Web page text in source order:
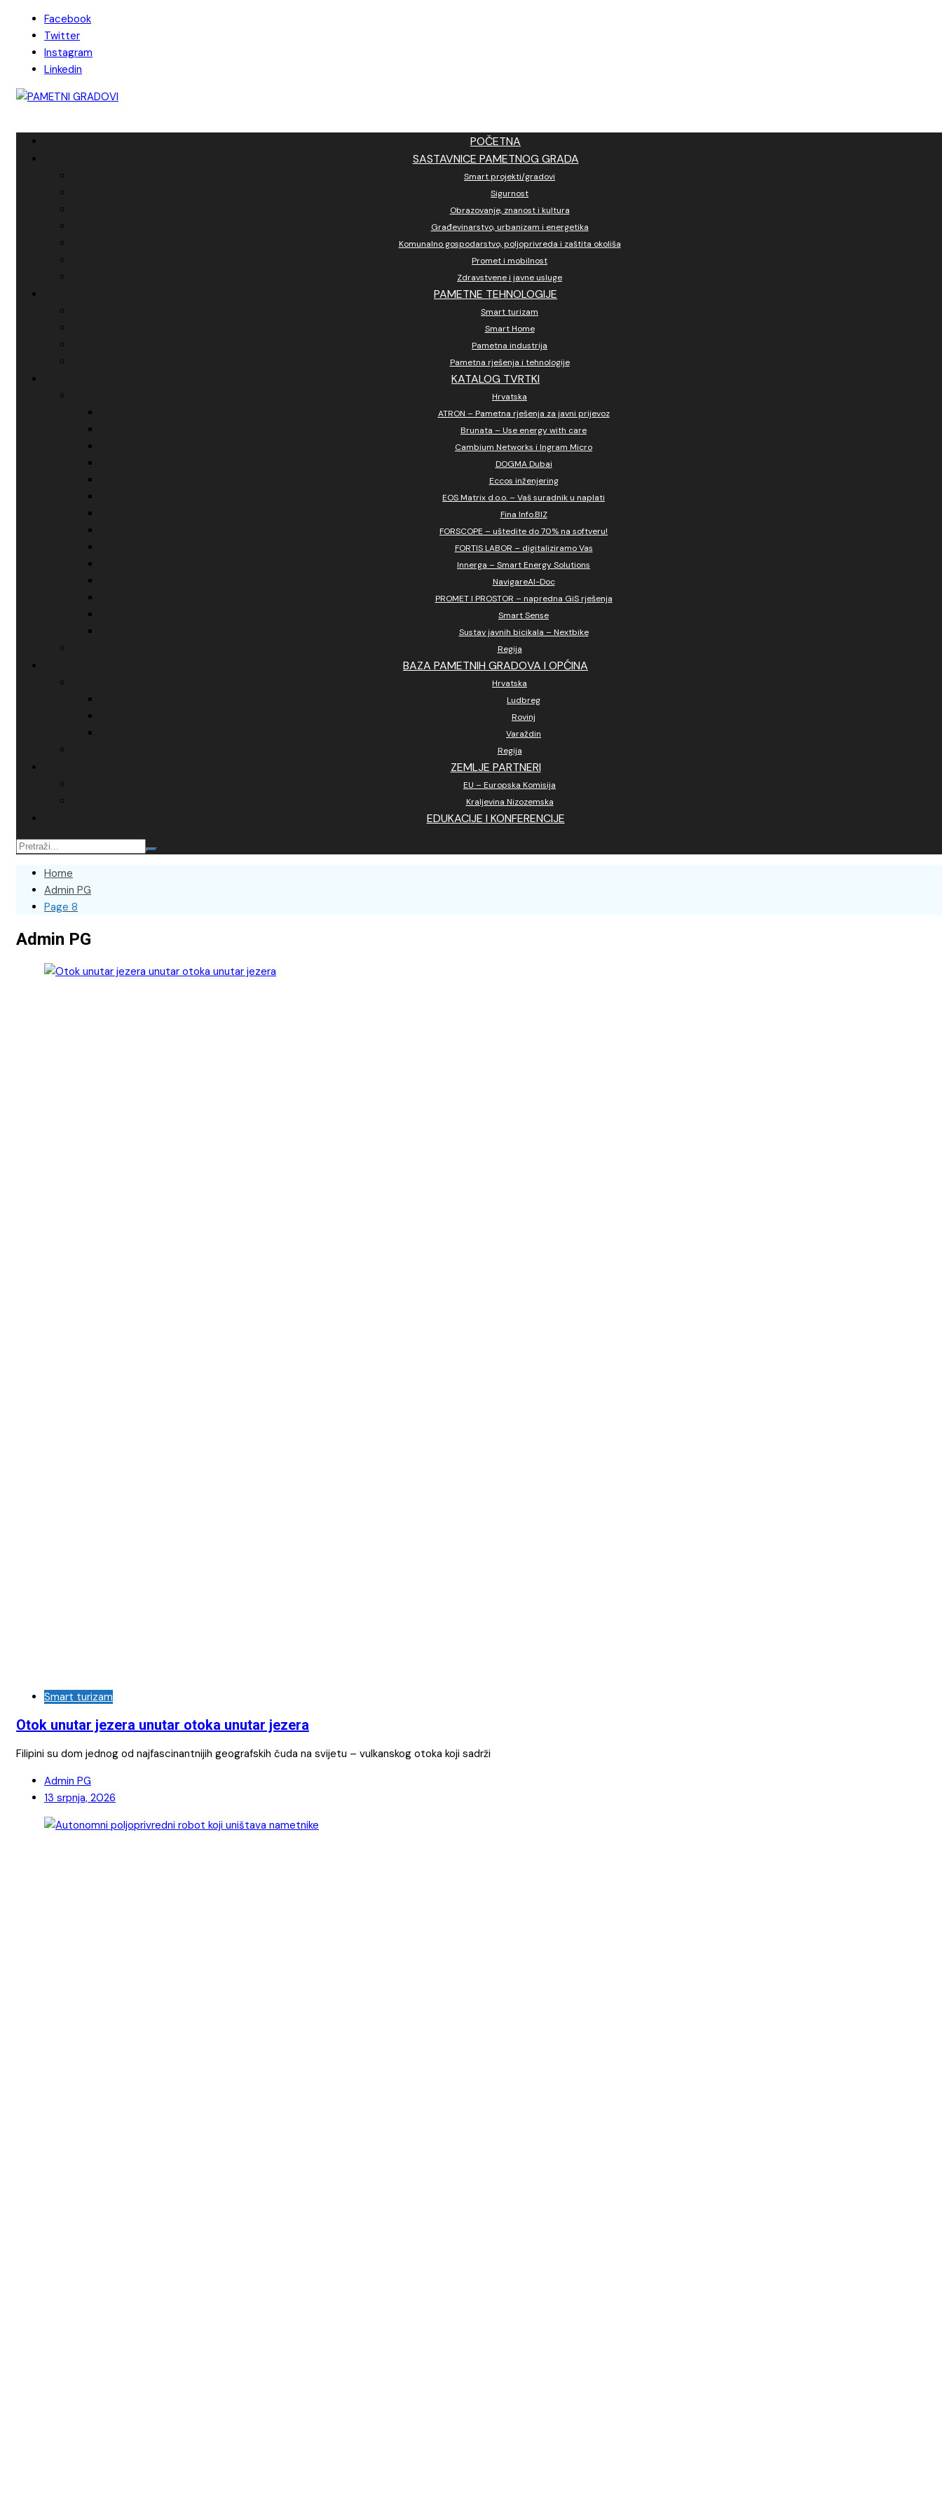
content
Facebook
Twitter
Instagram
Linkedin
POČETNA
SASTAVNICE PAMETNOG GRADA
Smart projekti/gradovi
Sigurnost
Obrazovanje, znanost i kultura
Građevinarstvo, urbanizam i energetika
Komunalno gospodarstvo, poljoprivreda i zaštita okoliša
Promet i mobilnost
Zdravstvene i javne usluge
PAMETNE TEHNOLOGIJE
Smart turizam
Smart Home
Pametna industrija
Pametna rješenja i tehnologije
KATALOG TVRTKI
Hrvatska
ATRON – Pametna rješenja za javni prijevoz
Brunata – Use energy with care
Cambium Networks i Ingram Micro
DOGMA Dubai
Eccos inženjering
EOS Matrix d.o.o. – Vaš suradnik u naplati
Fina Info.BIZ
FORSCOPE – uštedite do 70% na softveru!
FORTIS LABOR – digitaliziramo Vas
Innerga – Smart Energy Solutions
NavigareAI-Doc
PROMET I PROSTOR – napredna GiS rješenja
Smart Sense
Sustav javnih bicikala – Nextbike
Regija
BAZA PAMETNIH GRADOVA I OPĆINA
Hrvatska
Ludbreg
Rovinj
Varaždin
Regija
ZEMLJE PARTNERI
EU – Europska Komisija
Kraljevina Nizozemska
EDUKACIJE I KONFERENCIJE
Home
Admin PG
Page 8
Admin PG
Smart turizam
Otok unutar jezera unutar otoka unutar jezera
Filipini su dom jednog od najfascinantnijih geografskih čuda na svijetu – vulkanskog otoka koji sadrži
Admin PG
13 srpnja, 2026